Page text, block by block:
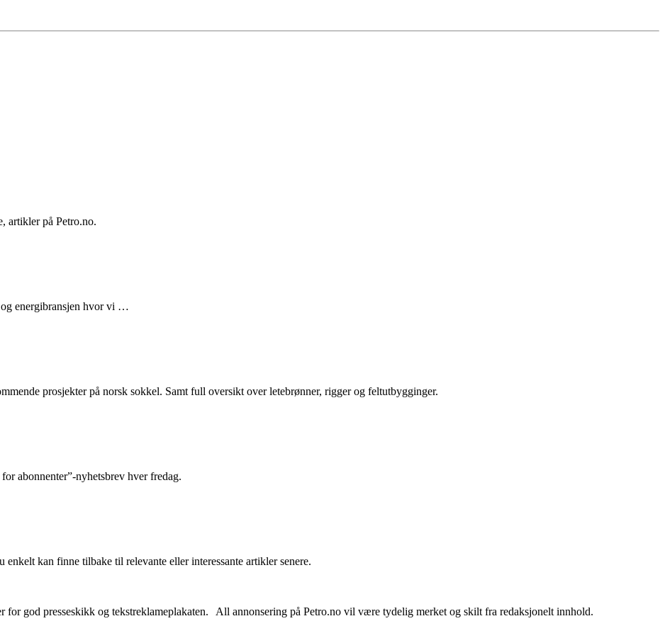
artikler på Petro.no.
energibransjen hvor vi …
prosjekter på norsk sokkel. Samt full oversikt over letebrønner, rigger og feltutbygginger.
abonnenter”-nyhetsbrev hver fredag.
kan finne tilbake til relevante eller interessante artikler senere.
for god presseskikk og tekstreklameplakaten. All annonsering på Petro.no vil være tydelig merket og skilt fra redaksjonelt innhold.